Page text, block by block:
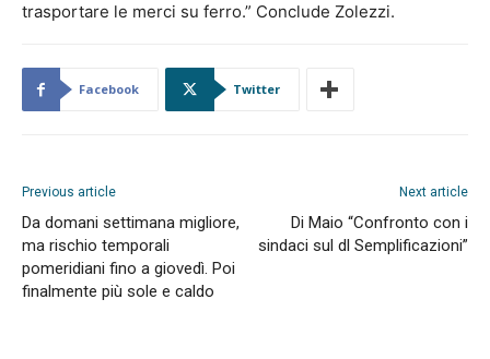
trasportare le merci su ferro.” Conclude Zolezzi.
Facebook Twitter
Previous article
Da domani settimana migliore,
ma rischio temporali
pomeridiani fino a giovedì. Poi
finalmente più sole e caldo
Next article
Di Maio “Confronto con i
sindaci sul dl Semplificazioni”